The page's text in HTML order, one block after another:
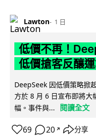
Lawton 1 日
低價不再！
低價搶客反釀
DeepSeek 因低價策略掀
方於 8 月 6 日宣布即將大
幅。事件與...
閱讀全文
69 20 ↗ 分享